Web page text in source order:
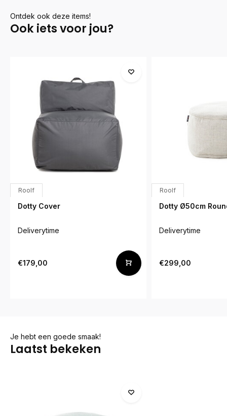
Ontdek ook deze items!
Ook iets voor jou?
Roolf
Dotty Cover
Deliverytime
€179,00
Roolf
Dotty Ø50cm
Deliverytime
€299,00
Je hebt een goede smaak!
Laatst bekeken